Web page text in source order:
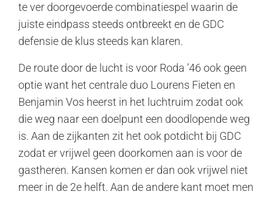
te ver doorgevoerde combinatiespel waarin de
juiste eindpass steeds ontbreekt en de GDC
defensie de klus steeds kan klaren.
De route door de lucht is voor Roda ’46 ook geen
optie want het centrale duo Lourens Fieten en
Benjamin Vos heerst in het luchtruim zodat ook
die weg naar een doelpunt een doodlopende weg
is. Aan de zijkanten zit het ook potdicht bij GDC
zodat er vrijwel geen doorkomen aan is voor de
gastheren. Kansen komen er dan ook vrijwel niet
meer in de 2e helft. Aan de andere kant moet men